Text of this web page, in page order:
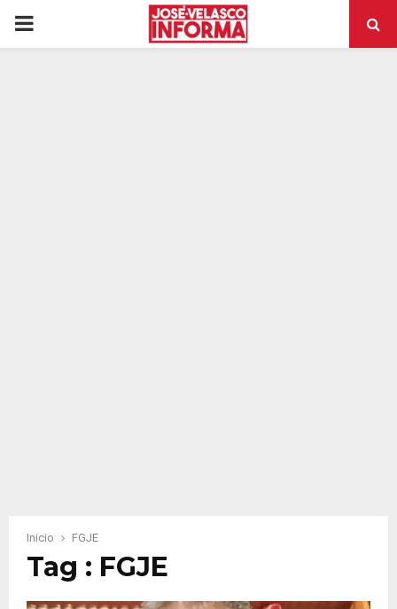
PRIMARY
Inicio FGJE
Tag : FGJE